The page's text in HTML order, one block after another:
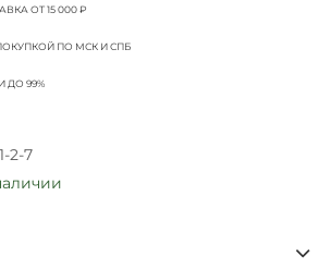
ОТ 15 000 ₽
ПО МСК И СПБ
99%
2-7